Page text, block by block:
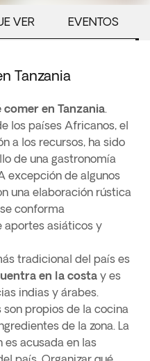
VER EVENTOS
Tanzania
comer en Tanzania.
los países Africanos, el
a los recursos, ha sido
de una gastronomía
excepción de algunos
una elaboración rústica
conforma
aportes asiáticos y
tradicional del país es
en la costa y es
indias y árabes.
propios de la cocina
de la zona. La
es acusada en las